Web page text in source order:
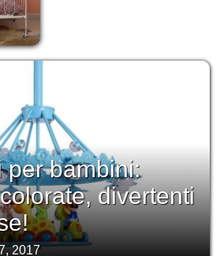
per bambini:
divertenti
2017